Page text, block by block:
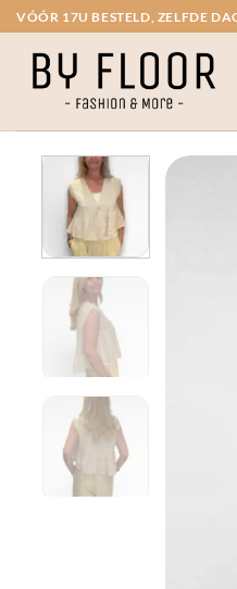
Ga
naar
inhoud
VÓÓR 17U BESTELD, ZELFDE